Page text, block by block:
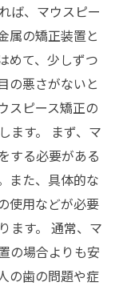
ば、マウスピー
属の矯正装置と
めて、少しずつ
の悪さがないと
スピース矯正の
ます。 まず、マ
する必要がある
また、具体的な
使用などが必要
ます。 通常、マ
の場合よりも安
の歯の問題や症